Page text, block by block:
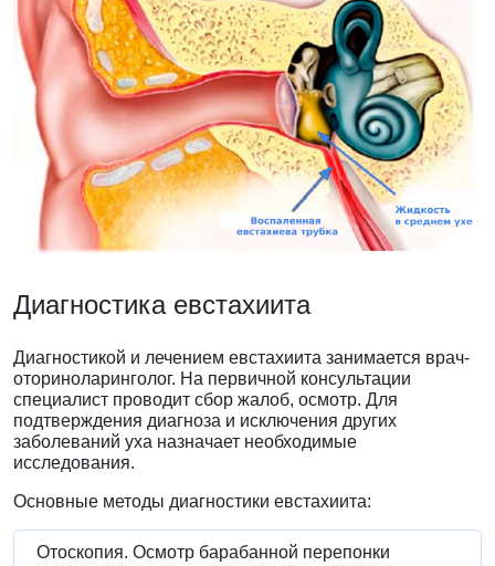
Диагностикаевстахиита
Диагностикой и лечением евстахиита занимается врач-
оториноларинголог. На первичной консультации
специалист проводит сбор жалоб, осмотр. Для
подтверждения диагноза и исключения других
заболеваний уха назначает необходимые
исследования.
Основные методы диагностики евстахиита:
Отоскопия. Осмотр барабанной перепонки